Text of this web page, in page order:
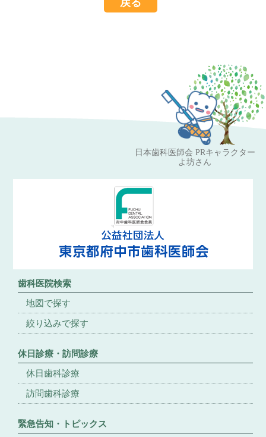
日本歯科医師会 PRキャラクター
よ坊さん
歯科医院検索
地図で探す
絞り込みで探す
休日診療・訪問診療
休日歯科診療
訪問歯科診療
緊急告知・トピックス